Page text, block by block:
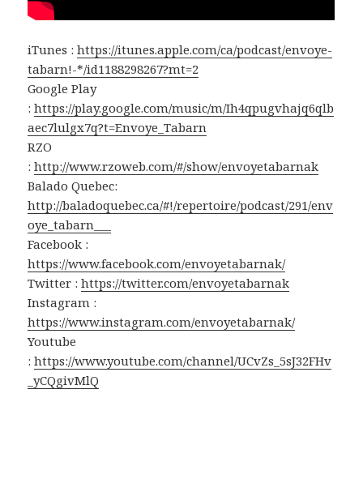
iTunes :https://itunes.apple.com/ca/podcast/envoye-
tabarn!-*/id1188298267?mt=2
Google Play
:https://play.google.com/music/m/Ih4qpugvhajq6qlb
aec7lulgx7q?t=Envoye_Tabarn
RZO
:http://www.rzoweb.com/#/show/envoyetabarnak
Balado Quebec:
http://baladoquebec.ca/#!/repertoire/podcast/291/env
oye_tabarn___
Facebook :
https://www.facebook.com/envoyetabarnak/
Twitter :https://twitter.com/envoyetabarnak
Instagram :
https://www.instagram.com/envoyetabarnak/
Youtube
:https://www.youtube.com/channel/UCvZs_5sJ32FHv
_yCQgivMlQ